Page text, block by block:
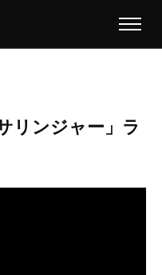
ンジャー」ラ